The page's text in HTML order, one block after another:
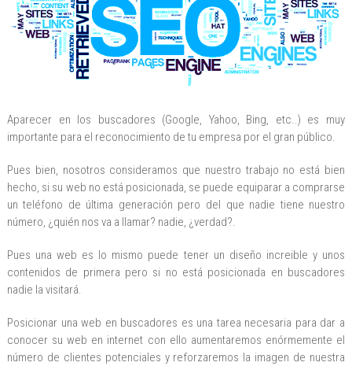
Aparecer en los buscadores (Google, Yahoo, Bing, etc..) es muy
importante para el reconocimiento de tu empresa por el gran público.
Pues bien, nosotros consideramos que nuestro trabajo no está bien
hecho, si su web no está posicionada, se puede equiparar a comprarse
un teléfono de última generación pero del que nadie tiene nuestro
número, ¿quién nos va a llamar? nadie, ¿verdad?.
Pues una web es lo mismo puede tener un diseño increible y unos
contenidos de primera pero si no está posicionada en buscadores
nadie la visitará.
Posicionar una web en buscadores es una tarea necesaria para dar a
conocer su web en internet con ello aumentaremos enórmemente el
número de clientes potenciales y reforzaremos la imagen de nuestra